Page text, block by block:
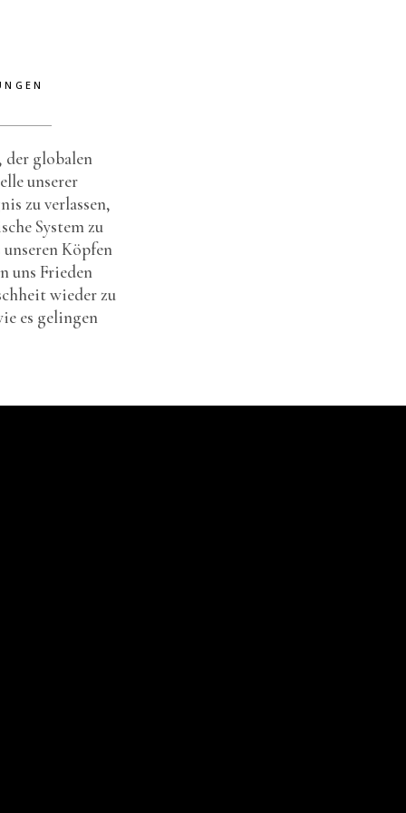
der globalen
unserer
zu verlassen,
System zu
Köpfen
uns Frieden
wieder zu
es gelingen